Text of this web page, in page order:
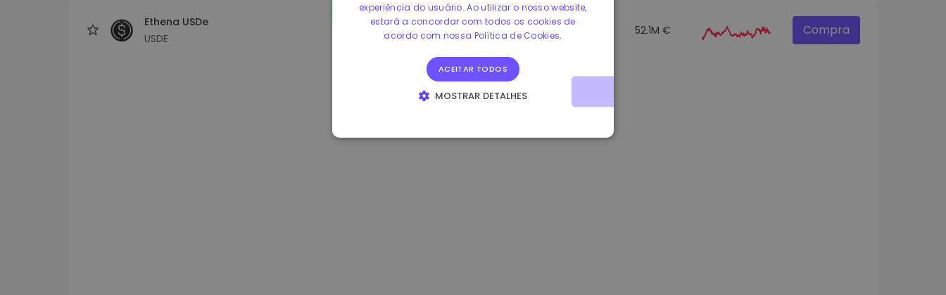
Ethena USDe
USDE
0.865660 € 0.00% 3.4B € 52.1M € Compra
experiência do usuário. Ao utilizar o nosso website,
estará a concordar com todos os cookies de
acordo com nossa Política de Cookies.
ACEITAR TODOS
MOSTRAR DETALHES